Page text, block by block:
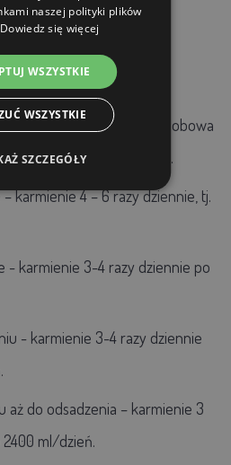
karmienie siarą (objętość dobowa
4 karmienia częściowe).
karmienie 4 – 6 razy dziennie, tj.
- karmienie 3-4 razy dziennie po
- karmienie 3-4 razy dziennie
aż do odsadzenia – karmienie 3
2400 ml/dzień.
naszej polityki plików
Dowiedz się więcej
WSZYSTKIE
WSZYSTKIE
SZCZEGÓŁY